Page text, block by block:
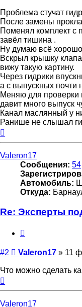
Проблема стучат
После замены
Поменял комплект с
завёл тишина .
Ну думаю всё
Вскрыл крышку
вижу такую картину.
Через гидрики
а с выпускных почти
Меняю для проверки
давит много выпуск
Канал маслянный у
Ранише не слышал
Valeron17
Сообщения: 54
Автомобиль:
Откуда:
Re: Эксперты
#2 Сообщение
Valeron17 » 11
Что можно сделать
Valeron17